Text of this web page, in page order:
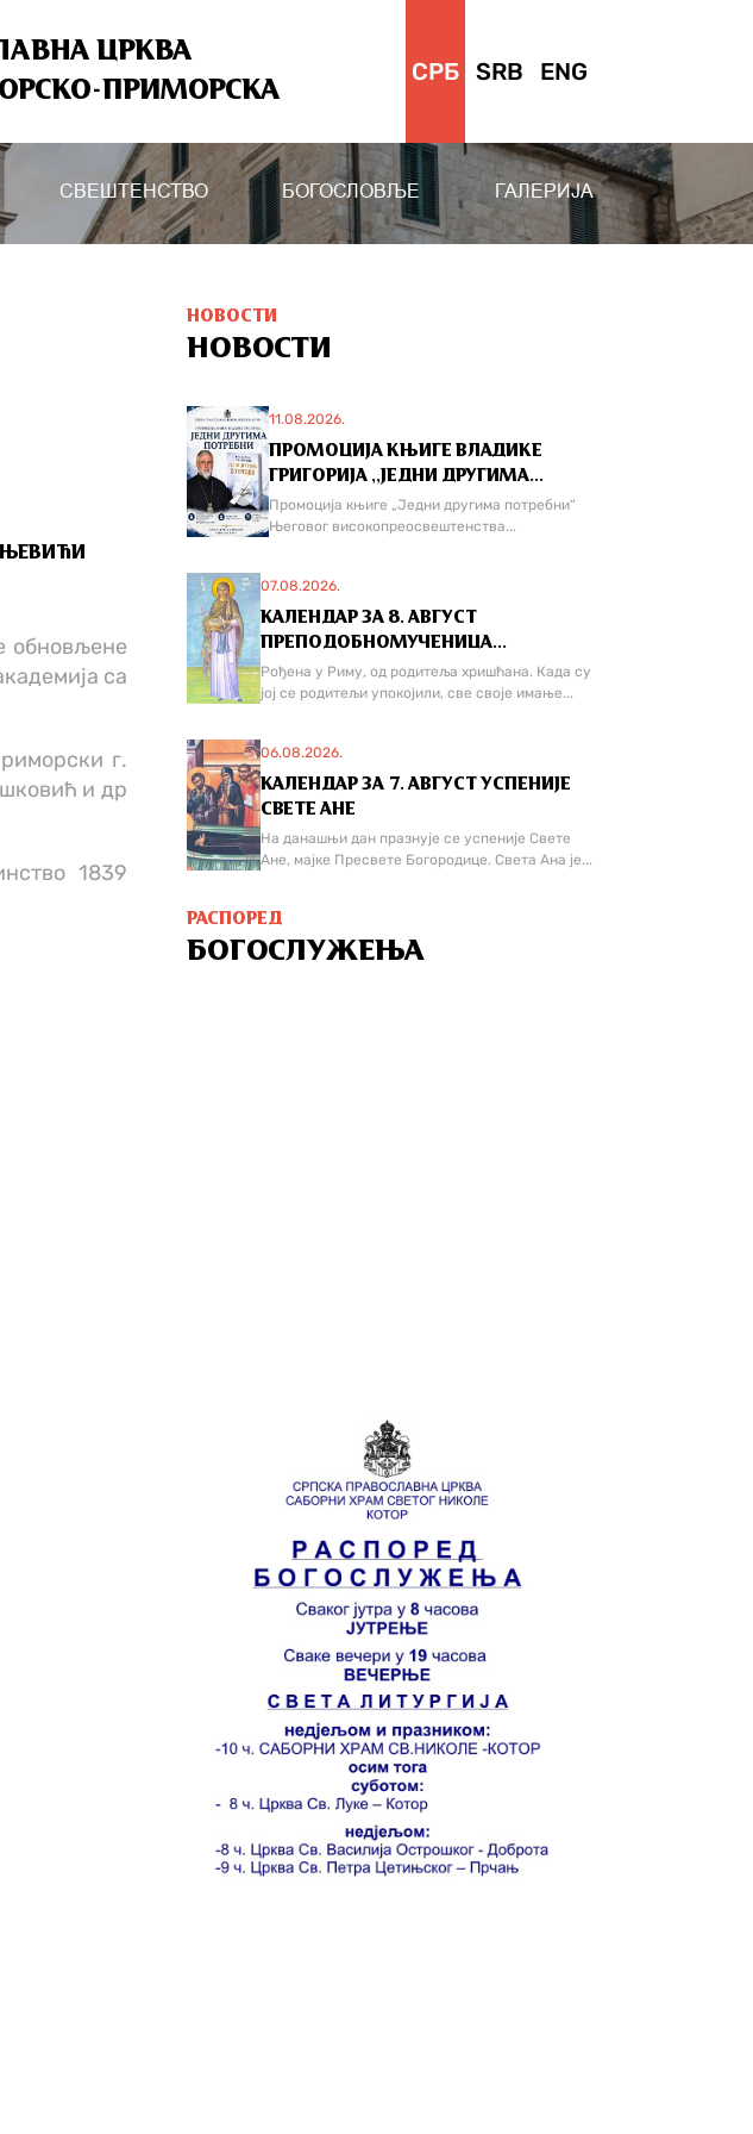
ЦРКВА
ПРИМОРСКА
СРБ SRB ENG
СВЕШТЕНСТВО БОГОСЛОВЉЕ ГАЛЕРИЈА
обновљене
са
г.
и др
1839
НОВОСТИ
НОВОСТИ
11.08.2026.
ПРОМОЦИЈА КЊИГЕ ВЛАДИКЕ
ГРИГОРИЈА ,,ЈЕДНИ ДРУГИМА...
Промоција књиге „Једни другима потребни“
Његовог високопреосвештенства...
07.08.2026.
КАЛЕНДАР ЗА 8. АВГУСТ
ПРЕПОДОБНОМУЧЕНИЦА...
Рођена у Риму, од родитеља хришћана. Када су
јој се родитељи упокојили, све своје имање...
06.08.2026.
КАЛЕНДАР ЗА 7. АВГУСТ УСПЕНИЈЕ
СВЕТЕ АНЕ
На данашњи дан празнује се успеније Свете
Ане, мајке Пресвете Богородице. Света Ана је...
РАСПОРЕД
БОГОСЛУЖЕЊА